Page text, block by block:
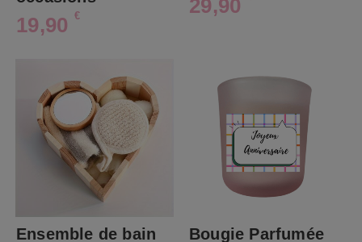
19,90 € 29,90
Ensemble de bain Bougie Parfumée